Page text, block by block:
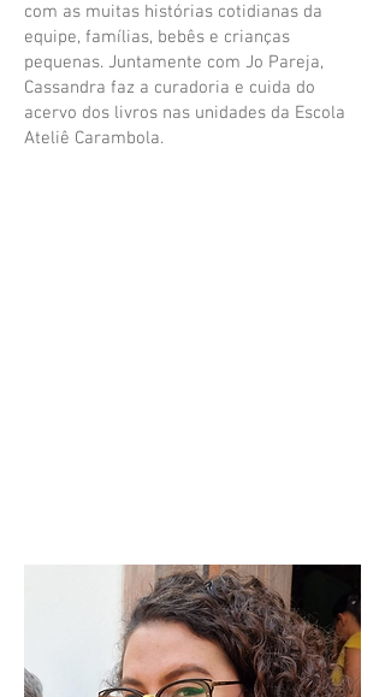
com as muitas histórias cotidianas da
equipe, famílias, bebês e crianças
pequenas. Juntamente com Jo Pareja,
Cassandra faz a curadoria e cuida do
acervo dos livros nas unidades da Escola
Ateliê Carambola.